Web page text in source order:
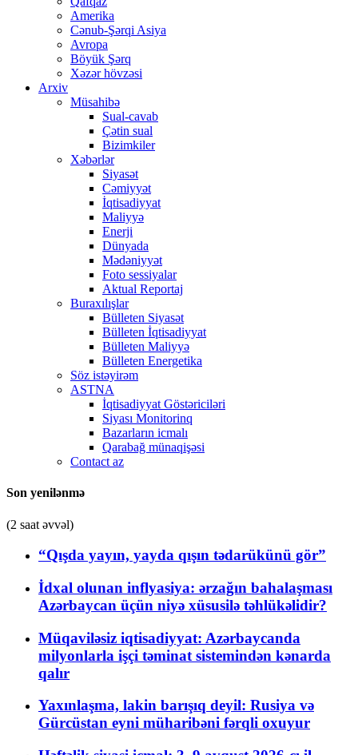
Amerika
Cənub-Şərqi Asiya
Avropa
Böyük Şərq
Xəzər hövzəsi
Arxiv
Müsahibə
Sual-cavab
Çətin sual
Bizimkiler
Xəbərlər
Siyasət
Cəmiyyət
İqtisadiyyat
Maliyyə
Enerji
Dünyada
Mədəniyyət
Foto sessiyalar
Aktual Reportaj
Buraxılışlar
Bülleten Siyasət
Bülleten İqtisadiyyat
Bülleten Maliyyə
Bülleten Energetika
Söz istəyirəm
ASTNA
İqtisadiyyat Göstəriciləri
Siyası Monitorinq
Bazarların icmalı
Qarabağ münaqişəsi
Contact az
Son yenilənmə
(2 saat əvvəl)
“Qışda yayın, yayda qışın tədarükünü gör”
İdxal olunan inflyasiya: ərzağın bahalaşması
Azərbaycan üçün niyə xüsusilə təhlükəlidir?
Müqaviləsiz iqtisadiyyat: Azərbaycanda
milyonlarla işçi təminat sistemindən kənarda
qalır
Yaxınlaşma, lakin barışıq deyil: Rusiya və
Gürcüstan eyni müharibəni fərqli oxuyur